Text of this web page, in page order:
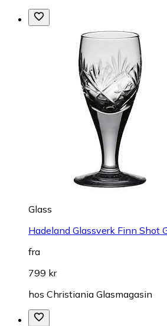
Glass
Hadeland Glassverk Finn Shot
fra
799 kr
hos Christiania Glasmagasin